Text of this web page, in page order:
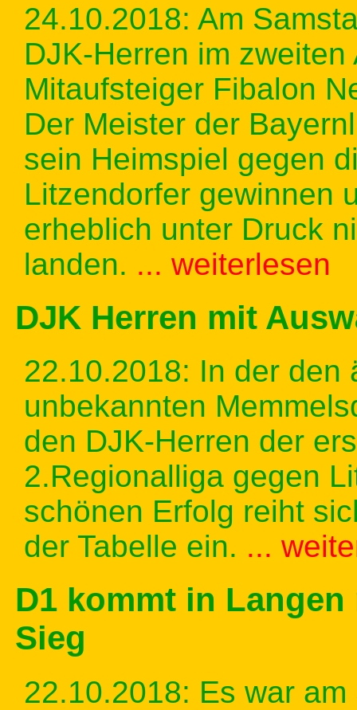
24.10.2018: Am
DJK-Herren im
Mitaufsteiger Fibalon
Der Meister der
sein Heimspiel gegen
Litzendorfer gewinnen
erheblich unter Druck
landen. ... weiterlesen
DJK Herren mit
22.10.2018: In der den
unbekannten
den DJK-Herren der
2.Regionalliga gegen
schönen Erfolg reiht
der Tabelle ein. ...
D1 kommt in
Sieg
22.10.2018: Es war